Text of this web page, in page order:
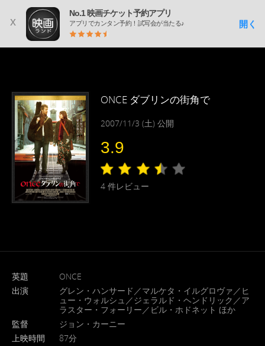
x
No.1 映画チケット予約アプリ
アプリでカンタン予約！試写会が当たる♪ 開く
ONCE ダブリンの街角で
2007/11/3 (土) 公開
3.9
4 件レビュー
英題
ONCE
出演
グレン・ハンサード／マルケタ・イルグロヴァ／ヒ
ュー・ウォルシュ／ジェラルド・ヘンドリック／ア
ラスター・フォーリー／ビル・ホドネット ほか
監督
ジョン・カーニー
上映時間
87分